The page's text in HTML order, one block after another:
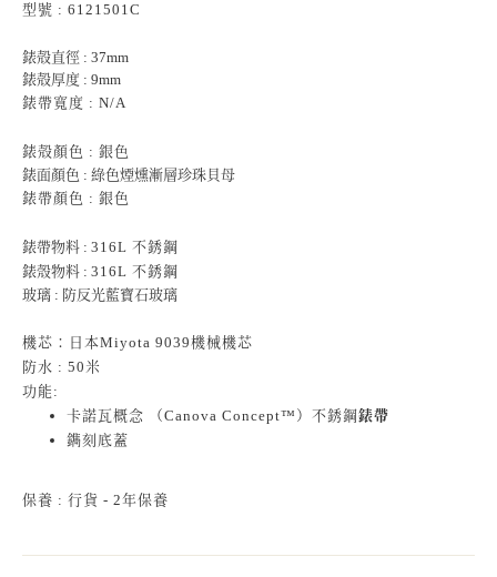
型號 : 6121501C
錶殻直徑 : 37mm
錶殻厚度 : 9mm
錶帶寬度 : N/A
錶殻顏色 : 銀色
錶面顏色 : 綠色煙燻漸層珍珠貝母
錶帶顏色 : 銀色
錶帶物料 : 316L 不銹鋼
錶殼物料 : 316L 不銹鋼
玻璃 : 防反光藍寶石玻璃
機芯：日本Miyota 9039機械機芯
防水 : 50米
功能:
卡諾瓦概念 （Canova Concept™）不銹鋼錶帶
鐫刻底蓋
保養 : 行貨 - 2年保養